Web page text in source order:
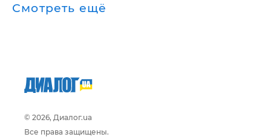
Смотреть ещё
© 2026, Диалог.ua
Все права защищены.